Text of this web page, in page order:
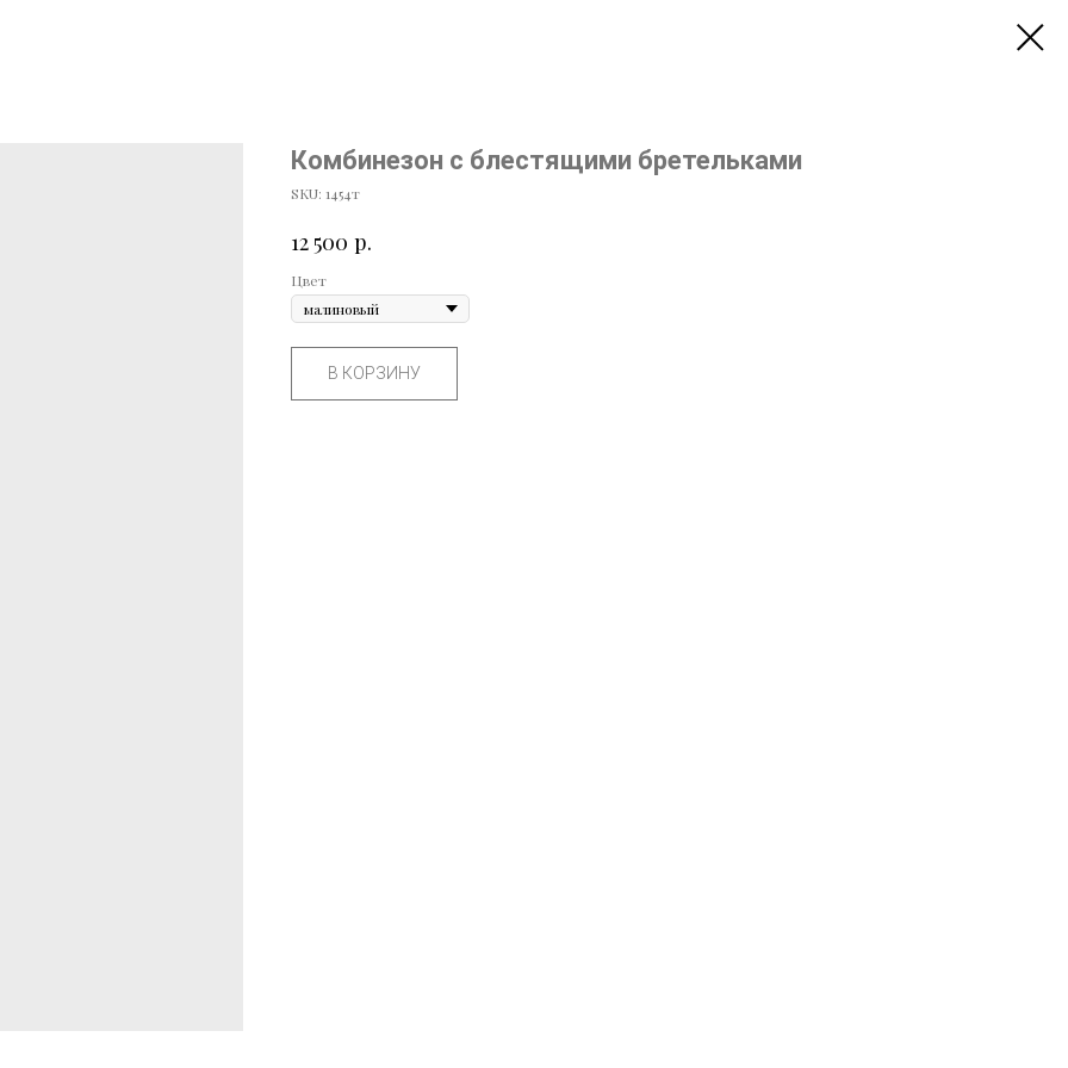
Комбинезон с блестящими бретельками
SKU: 1454т
12 500 р.
Цвет
В КОРЗИНУ